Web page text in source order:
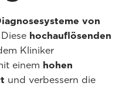
von
Diese hochauflösenden
Kliniker
einem hohen
und verbessern die